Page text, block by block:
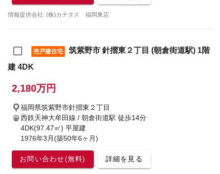
情報提供会社: (株)カチタス 福岡東店
売戸建住宅
筑紫野市 針摺東２丁目 (朝倉街道駅) 1階
建 4DK
2,180万円
福岡県筑紫野市針摺東２丁目
西鉄天神大牟田線 / 朝倉街道駅 徒歩14分
4DK(97.47㎡) 平屋建
1976年3月(築50年6ヶ月)
お問い合わせ(無料) 詳細を見る